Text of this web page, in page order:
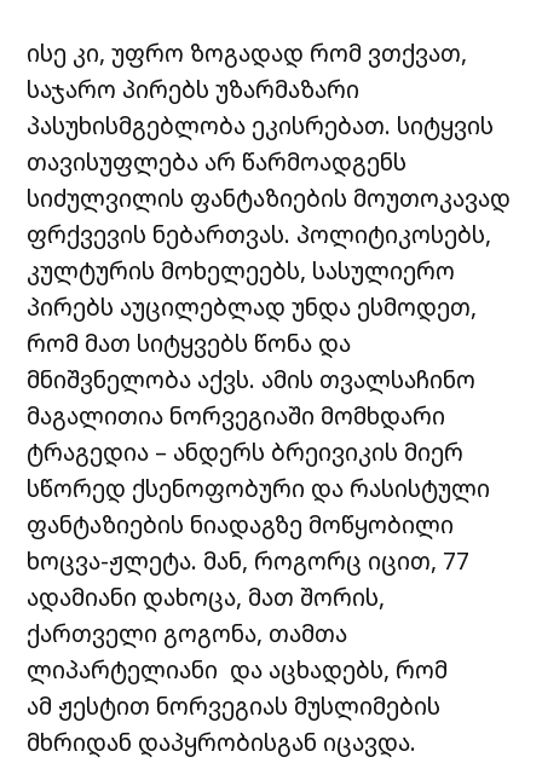
ისე კი, უფრო ზოგადად რომ ვთქვათ,
საჯარო პირებს უზარმაზარი
პასუხისმგებლობა ეკისრებათ. სიტყვის
თავისუფლება არ წარმოადგენს
სიძულვილის ფანტაზიების მოუთოკავად
ფრქვევის ნებართვას. პოლიტიკოსებს,
კულტურის მოხელეებს, სასულიერო
პირებს აუცილებლად უნდა ესმოდეთ,
რომ მათ სიტყვებს წონა და
მნიშვნელობა აქვს. ამის თვალსაჩინო
მაგალითია ნორვეგიაში მომხდარი
ტრაგედია – ანდერს ბრეივიკის მიერ
სწორედ ქსენოფობური და რასისტული
ფანტაზიების ნიადაგზე მოწყობილი
ხოცვა-ჟლეტა. მან, როგორც იცით, 77
ადამიანი დახოცა, მათ შორის,
ქართველი გოგონა, თამთა
ლიპარტელიანი და აცხადებს, რომ
ამ ჟესტით ნორვეგიას მუსლიმების
მხრიდან დაპყრობისგან იცავდა.